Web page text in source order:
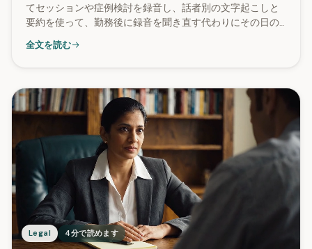
てセッションや症例検討を録音し、話者別の文字起こしと
要約を使って、勤務後に録音を聞き直す代わりにその日の
夕方に記録を準備します。
全文を読む
Legal 4分で読めます